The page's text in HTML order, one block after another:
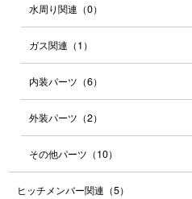
水周り関連 （0）
ガス関連 （1）
内装パーツ （6）
外装パーツ （2）
その他パーツ （10）
ヒッチメンバー関連 （5）